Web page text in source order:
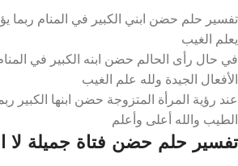
تفسير حلم حضن ابني الكبير في المنام ربما
يعلم الغيب
في حال رأى الحالم حضن ابنه الكبير في
الأفعال الجيدة ولله علم الغيب
عند رؤية المرأة المتزوجة حضن ابنها الكبير
الطيب والله أعلى وأعلم
تفسير حلم حضن فتاة جميلة لا